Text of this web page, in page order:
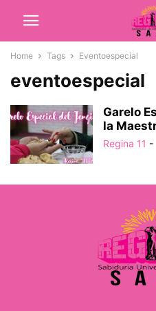
Home Tags Eventoespecial
eventoespecial
Garelo
la
Regina 11 -